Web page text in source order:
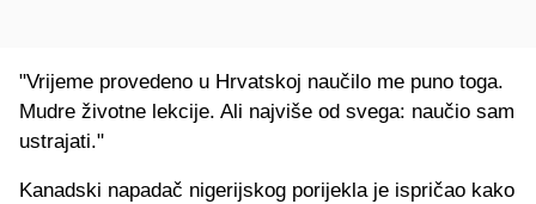
"Vrijeme provedeno u Hrvatskoj naučilo me puno toga.
Mudre životne lekcije. Ali najviše od svega: naučio sam
ustrajati."
Kanadski napadač nigerijskog porijekla je ispričao kako